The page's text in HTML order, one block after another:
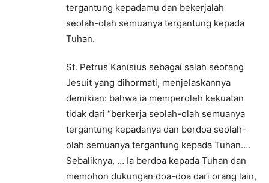
tergantung kepadamu dan bekerjalah
seolah-olah semuanya tergantung kepada
Tuhan.
St. Petrus Kanisius sebagai salah seorang
Jesuit yang dihormati, menjelaskannya
demikian: bahwa ia memperoleh kekuatan
tidak dari “berkerja seolah-olah semuanya
tergantung kepadanya dan berdoa seolah-
olah semuanya tergantung kepada Tuhan….
Sebaliknya, … Ia berdoa kepada Tuhan dan
memohon dukungan doa-doa dari orang lain,